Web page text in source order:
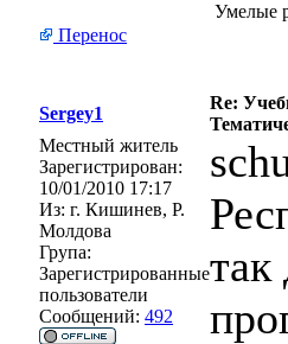
Умелые
Перенос
Sergey1
Re:
Местный житель
Зарегистрирован:
10/01/2010 17:17
Из: г. Кишинев, Р.
Молдова
Група:
Зарегистрированные
пользователи
Сообщений: 492